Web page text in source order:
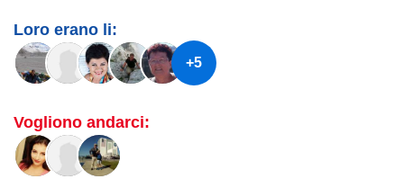
Loro erano li:
+5
Vogliono andarci: